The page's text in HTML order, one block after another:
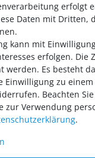
einer
erfolgt
Daten mit Dritten,
kann mit
erfolgen. Die
werden. Es besteht
Einwilligung zu
Beachten
zur Verwendung
.